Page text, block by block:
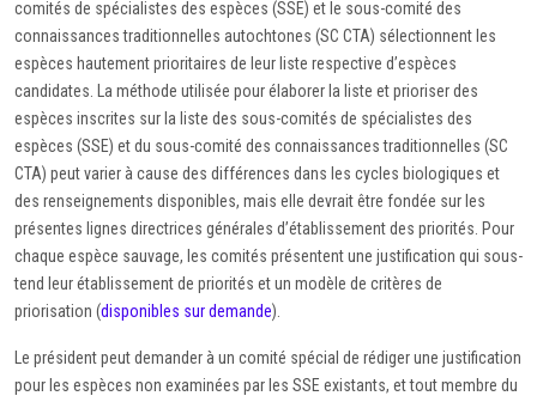
comités de spécialistes des espèces (SSE) et le sous-comité des
connaissances traditionnelles autochtones (SC CTA) sélectionnent les
espèces hautement prioritaires de leur liste respective d’espèces
candidates. La méthode utilisée pour élaborer la liste et prioriser des
espèces inscrites sur la liste des sous-comités de spécialistes des
espèces (SSE) et du sous-comité des connaissances traditionnelles (SC
CTA) peut varier à cause des différences dans les cycles biologiques et
des renseignements disponibles, mais elle devrait être fondée sur les
présentes lignes directrices générales d’établissement des priorités. Pour
chaque espèce sauvage, les comités présentent une justification qui sous-
tend leur établissement de priorités et un modèle de critères de
priorisation (disponibles sur demande).
Le président peut demander à un comité spécial de rédiger une justification
pour les espèces non examinées par les SSE existants, et tout membre du